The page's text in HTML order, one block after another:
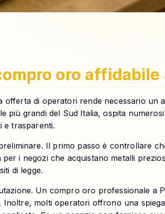
oro affidabile
offerta di operatori rende necessario
grandi del Sud Italia, ospita
e trasparenti.
Il primo passo è controllare
i negozi che acquistano metalli
di legge.
Un compro oro professionale a
molti operatori offrono una